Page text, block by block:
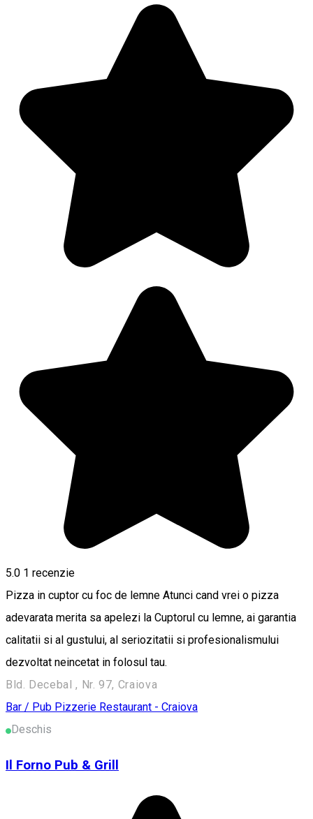
5.0 1 recenzie
Pizza in cuptor cu foc de lemne Atunci cand vrei o pizza
adevarata merita sa apelezi la Cuptorul cu lemne, ai garantia
calitatii si al gustului, al seriozitatii si profesionalismului
dezvoltat neincetat in folosul tau.
Bld. Decebal , Nr. 97, Craiova
Bar / Pub Pizzerie Restaurant - Craiova
Deschis
Il Forno Pub & Grill